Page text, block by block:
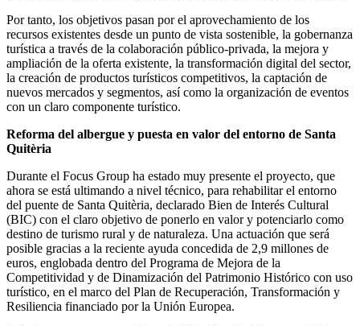
Por tanto, los objetivos pasan por el aprovechamiento de los
recursos existentes desde un punto de vista sostenible, la gobernanza
turística a través de la colaboración público-privada, la mejora y
ampliación de la oferta existente, la transformación digital del sector,
la creación de productos turísticos competitivos, la captación de
nuevos mercados y segmentos, así como la organización de eventos
con un claro componente turístico.
Reforma del albergue y puesta en valor del entorno de Santa
Quitèria
Durante el Focus Group ha estado muy presente el proyecto, que
ahora se está ultimando a nivel técnico, para rehabilitar el entorno
del puente de Santa Quitèria, declarado Bien de Interés Cultural
(BIC) con el claro objetivo de ponerlo en valor y potenciarlo como
destino de turismo rural y de naturaleza. Una actuación que será
posible gracias a la reciente ayuda concedida de 2,9 millones de
euros, englobada dentro del Programa de Mejora de la
Competitividad y de Dinamización del Patrimonio Histórico con uso
turístico, en el marco del Plan de Recuperación, Transformación y
Resiliencia financiado por la Unión Europea.